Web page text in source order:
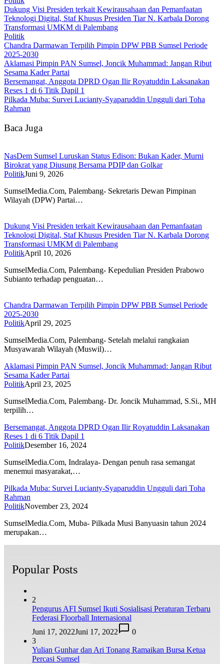
Dukung Visi Presiden terkait Kewirausahaan dan Pemanfaatan
Teknologi Digital, Staf Khusus Presiden Tiar N. Karbala Dorong
Transformasi UMKM di Palembang
Politik
Chandra Darmawan Terpilih Pimpin DPW PBB Sumsel Periode
2025-2030
Aklamasi Pimpin PAN Sumsel, Joncik Muhammad: Jangan Ribut
Sesama Kader Partai
Bersemangat, Anggota DPRD Ogan Ilir Royatuddin Laksanakan
Reses 1 di 6 Titik Dapil 1
Pilkada Muba: Survei Lucianty-Syaparuddin Ungguli dari Toha
Rahman
Baca Juga
NasDem Sumsel Luruskan Status Edison: Bukan Kader, Murni
Birokrat yang Diusung Bersama PDIP dan Golkar
PolitikJuni 9, 2026
SumselMedia.Com, Palembang- Sekretaris Dewan Pimpinan
Wilayah (DPW) Partai…
Dukung Visi Presiden terkait Kewirausahaan dan Pemanfaatan
Teknologi Digital, Staf Khusus Presiden Tiar N. Karbala Dorong
Transformasi UMKM di Palembang
PolitikApril 10, 2026
SumselMedia.Com, Palembang- Kepedulian Presiden Prabowo
Subianto terhadap penguatan…
Chandra Darmawan Terpilih Pimpin DPW PBB Sumsel Periode
2025-2030
PolitikApril 29, 2025
SumselMedia.Com, Palembang- Setelah melalui rangkaian
Musyawarah Wilayah (Muswil)…
Aklamasi Pimpin PAN Sumsel, Joncik Muhammad: Jangan Ribut
Sesama Kader Partai
PolitikApril 23, 2025
SumselMedia.Com, Palembang- Dr. Joncik Muhammad, S.Si., MH
terpilih…
Bersemangat, Anggota DPRD Ogan Ilir Royatuddin Laksanakan
Reses 1 di 6 Titik Dapil 1
PolitikDesember 16, 2024
SumselMedia.Com, Indralaya- Dengan penuh rasa semangat
menemui masyarakat,…
Pilkada Muba: Survei Lucianty-Syaparuddin Ungguli dari Toha
Rahman
PolitikNovember 23, 2024
SumselMedia.Com, Muba- Pilkada Musi Banyuasin tahun 2024
merupakan…
Popular Posts
2
Pengurus AFI Sumsel Ikuti Sosialisasi Peraturan Terbaru
Federasi Floorball Internasional
Juni 17, 2022Juni 17, 2022
0
3
Yulian Gunhar dan Ari Tonang Ramaikan Bursa Ketua
Percasi Sumsel